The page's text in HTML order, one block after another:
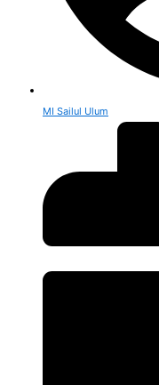
MI Sailul Ulum